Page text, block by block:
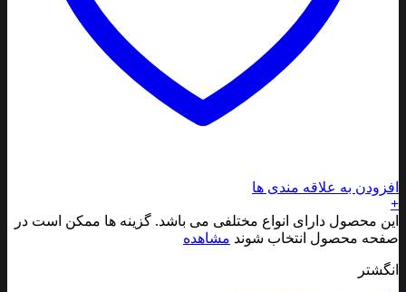
افزودن به علاقه مندی ها
+
این محصول دارای انواع مختلفی می باشد. گزینه ها ممکن است در
صفحه محصول انتخاب شوند مشاهده
انگشتر